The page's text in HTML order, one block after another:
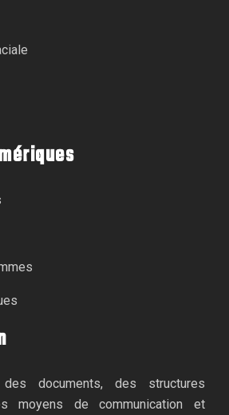
documents, des structures
moyens de communication et